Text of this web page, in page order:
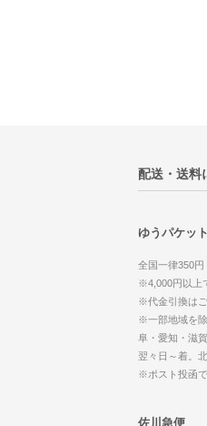
配送・送料
ゆうパケット
全国一律350円
※4,000円以上
※代金引換は
※一部地域を
阜・愛知・滋
翌々日～着。
※ポスト投函
佐川急便